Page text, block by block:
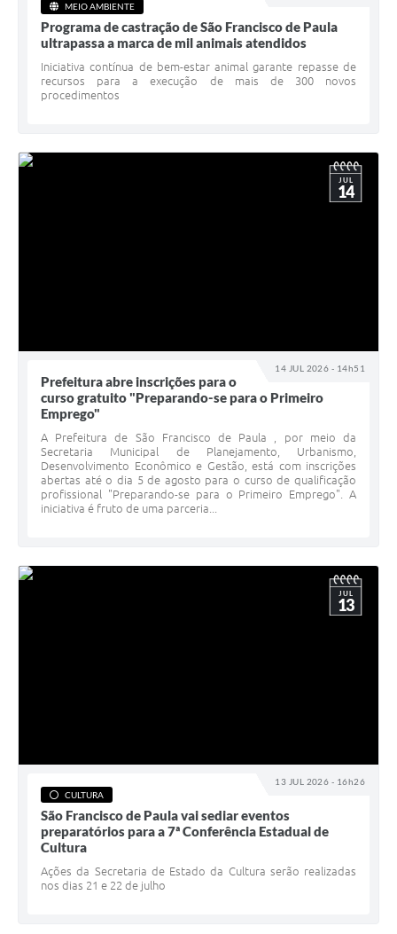
MEIO AMBIENTE
Programa de castração de São Francisco de Paula
ultrapassa a marca de mil animais atendidos
Iniciativa contínua de bem-estar animal garante repasse de
recursos para a execução de mais de 300 novos
procedimentos
14 JUL 2026 - 14h51
JUL
14
Prefeitura abre inscrições para o
curso gratuito "Preparando-se para o Primeiro
Emprego"
A Prefeitura de São Francisco de Paula , por meio da
Secretaria Municipal de Planejamento, Urbanismo,
Desenvolvimento Econômico e Gestão, está com inscrições
abertas até o dia 5 de agosto para o curso de qualificação
profissional "Preparando-se para o Primeiro Emprego". A
iniciativa é fruto de uma parceria...
13 JUL 2026 - 16h26
JUL
13
CULTURA
São Francisco de Paula vai sediar eventos
preparatórios para a 7ª Conferência Estadual de
Cultura
Ações da Secretaria de Estado da Cultura serão realizadas
nos dias 21 e 22 de julho